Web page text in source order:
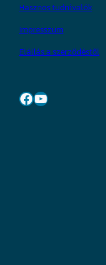
Hasznos tudnivalók
Impresszum
Elállás a szerződéstől
Facebook YouTube